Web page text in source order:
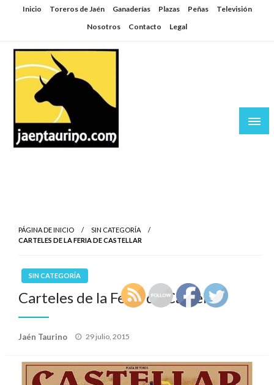
SaltarInicio Toreros de Jaén Ganaderías Plazas Peñas
Televisión
Nosotros
Contacto Legal
PÁGINA DE INICIO
SIN CATEGORÍA
CARTELES DE LA FERIA DE CASTELLAR
SIN CATEGORÍA
Carteles de la Feria de Castellar
Jaén Taurino
Publicado
29 julio, 2015